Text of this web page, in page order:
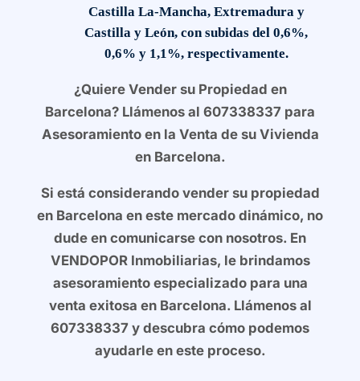
Castilla La-Mancha, Extremadura y
Castilla y León, con subidas del 0,6%,
0,6% y 1,1%, respectivamente.
¿Quiere Vender su Propiedad en
Barcelona? Llámenos al 607338337 para
Asesoramiento en la Venta de su Vivienda
en Barcelona.
Si está considerando vender su propiedad
en Barcelona en este mercado dinámico, no
dude en comunicarse con nosotros. En
VENDOPOR Inmobiliarias, le brindamos
asesoramiento especializado para una
venta exitosa en Barcelona. Llámenos al
607338337 y descubra cómo podemos
ayudarle en este proceso.